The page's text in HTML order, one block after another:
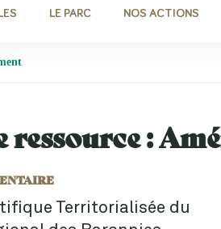
LE PARC NOS ACTIONS
ressource :
Territorialisée du